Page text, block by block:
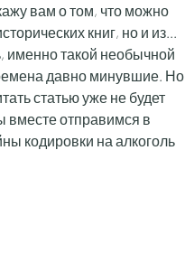
вам о том, что можно
книг, но и из...
именно такой необычной
давно минувшие. Но
статью уже не будет
вместе отправимся в
кодировки на алкоголь